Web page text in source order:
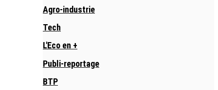
Agro-industrie
Tech
L'Eco en +
Publi-reportage
BTP